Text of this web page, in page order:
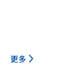
更多